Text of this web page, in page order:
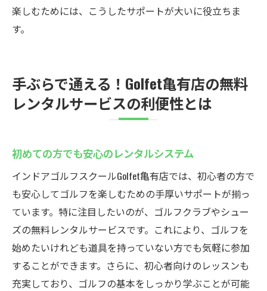
楽しむためには、こうしたサポートが大いに役立ちま
す。
手ぶらで通える！Golfet亀有店の無料
レンタルサービスの利便性とは
初めての方でも安心のレンタルシステム
インドアゴルフスクールGolfet亀有店では、初心者の方で
も安心してゴルフを楽しむための手厚いサポートが揃っ
ています。特に注目したいのが、ゴルフクラブやシュー
ズの無料レンタルサービスです。これにより、ゴルフを
始めたいけれども道具を持っていない方でも気軽に参加
することができます。さらに、初心者向けのレッスンも
充実しており、ゴルフの基本をしっかり学ぶことが可能